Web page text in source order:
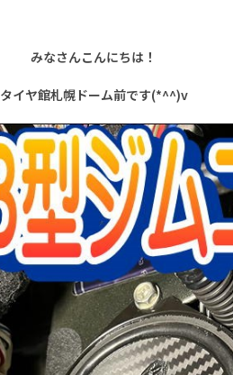
みなさんこんにちは！
タイヤ館札幌ドーム前です(*^^)v